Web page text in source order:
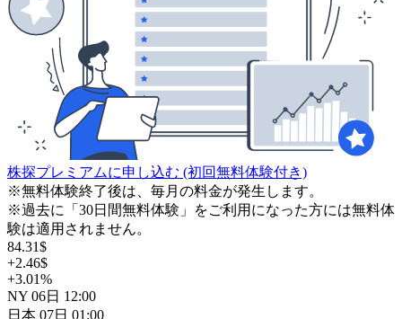
株探プレミアムに申し込む (初回無料体験付き)
※無料体験終了後は、毎月の料金が発生します。
※過去に「30日間無料体験」をご利用になった方には無料体
験は適用されません。
84.31$
+2.46$
+3.01%
NY 06日 12:00
日本 07日 01:00